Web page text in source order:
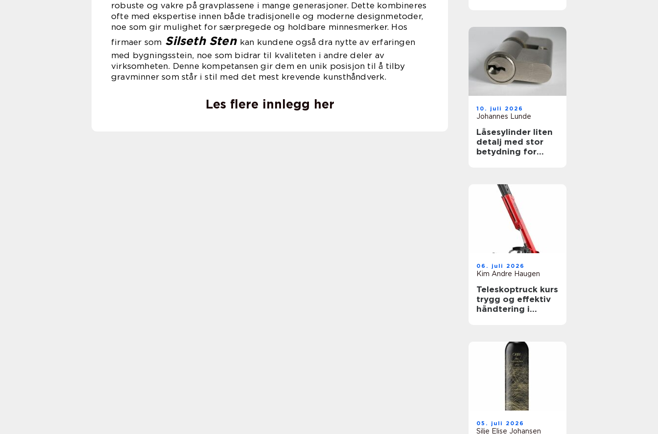
robuste og vakre på gravplassene i mange generasjoner. Dette kombineres
ofte med ekspertise innen både tradisjonelle og moderne designmetoder,
noe som gir mulighet for særpregede og holdbare minnesmerker. Hos
firmaer som Silseth Sten kan kundene også dra nytte av erfaringen
med bygningsstein, noe som bidrar til kvaliteten i andre deler av
virksomheten. Denne kompetansen gir dem en unik posisjon til å tilby
gravminner som står i stil med det mest krevende kunsthåndverk.
Les flere innlegg her 10. juli 2026
Johannes Lunde
Låsesylinder liten
detalj med stor
betydning for
06. juli 2026
Kim Andre Haugen
Teleskoptruck kurs
trygg og effektiv
håndtering i
05. juli 2026
Silje Elise Johansen